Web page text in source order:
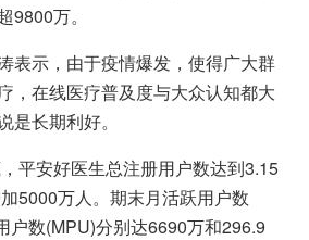
9800万。
表示，由于疫情爆发，使得广大群
，在线医疗普及度与大众认知都大
是长期利好。
平安好医生总注册用户数达到3.15
5000万人。期末月活跃用户数
户数(MPU)分别达6690万和296.9